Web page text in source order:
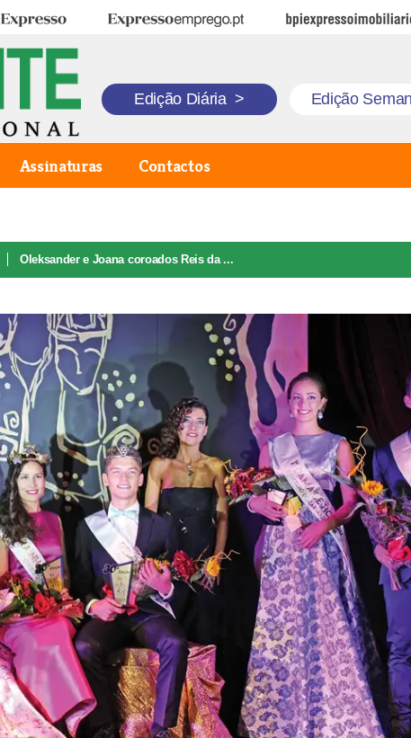
Expresso Expresso Emprego BPI Expresso
Edição Diária > Edição
Assinaturas Contactos
Oleksander e Joana coroados Reis da ...